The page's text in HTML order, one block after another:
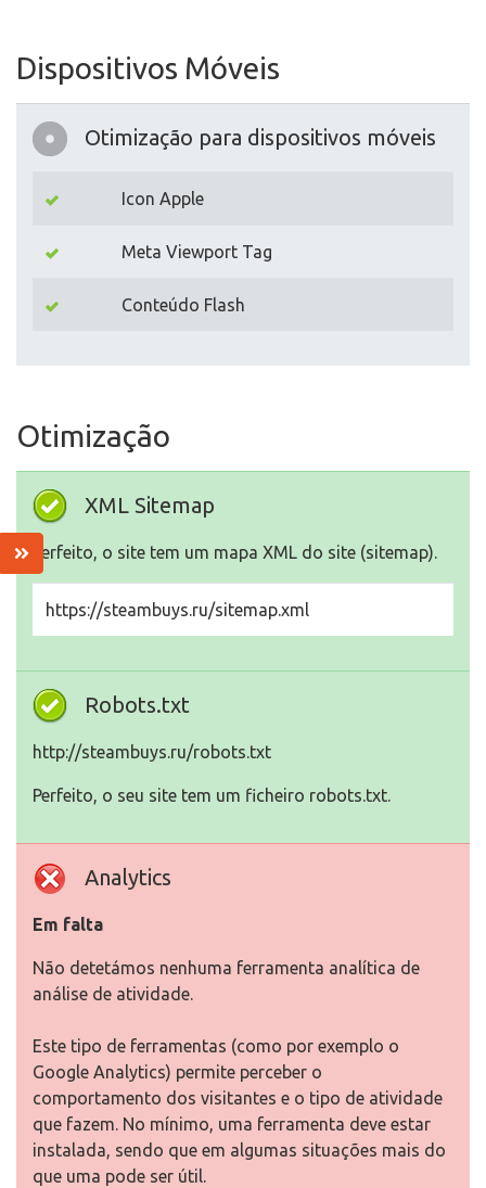
Dispositivos Móveis
Otimização para dispositivos móveis
Icon Apple
Meta Viewport Tag
Conteúdo Flash
Otimização
XML Sitemap
Perfeito, o site tem um mapa XML do site (sitemap).
https://steambuys.ru/sitemap.xml
Robots.txt
http://steambuys.ru/robots.txt
Perfeito, o seu site tem um ficheiro robots.txt.
Analytics
Em falta
Não detetámos nenhuma ferramenta analítica de
análise de atividade.
Este tipo de ferramentas (como por exemplo o
Google Analytics) permite perceber o
comportamento dos visitantes e o tipo de atividade
que fazem. No mínimo, uma ferramenta deve estar
instalada, sendo que em algumas situações mais do
que uma pode ser útil.